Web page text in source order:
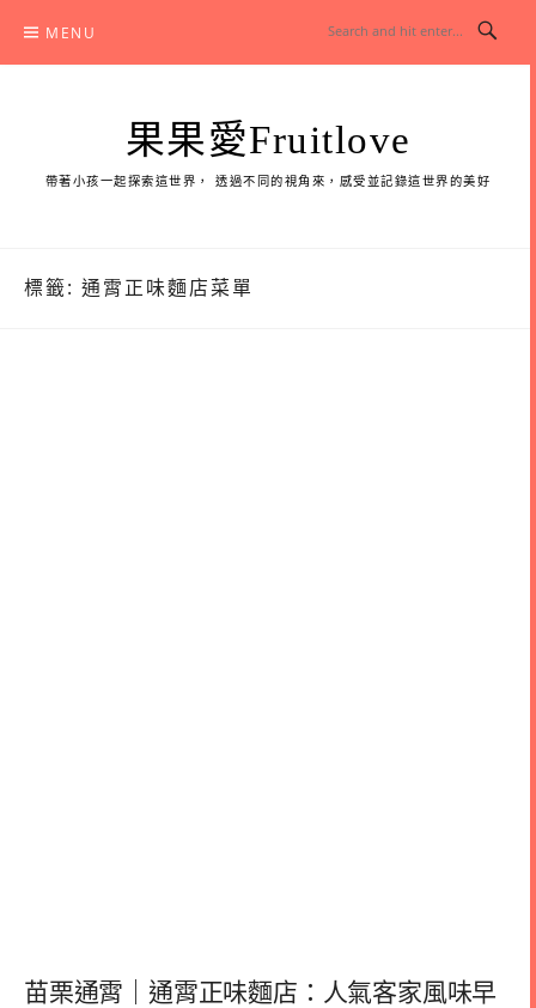
content
MENU
果果愛Fruitlove
帶著小孩一起探索這世界， 透過不同的視角來，感受並記錄這世界的美好
標籤: 通霄正味麵店菜單
苗栗通霄｜通霄正味麵店：人氣客家風味早